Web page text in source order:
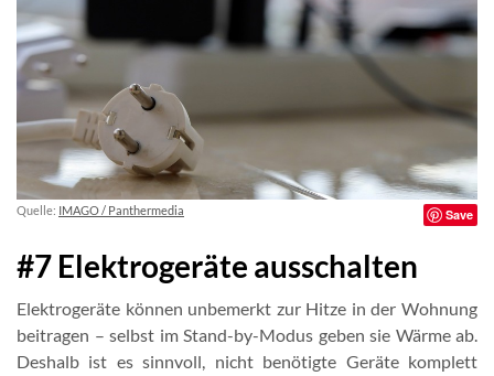
Quelle: IMAGO / Panthermedia Save
#7 Elektrogeräte ausschalten
Elektrogeräte können unbemerkt zur Hitze in der Wohnung
beitragen – selbst im Stand-by-Modus geben sie Wärme ab.
Deshalb ist es sinnvoll, nicht benötigte Geräte komplett